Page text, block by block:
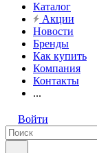
Каталог
Акции
Новости
Бренды
Как купить
Компания
Контакты
...
Войти